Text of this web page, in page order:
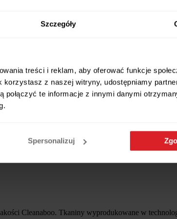
Szczegóły
treści i reklam, aby oferować funkcje
z naszej witryny, udostępniamy
te informacje z innymi danymi
Spersonalizuj
nóg.
się wysoką odpornością na ścieranie
instytuty.
Cleanaboo. Tkaniny wyprodukowane w